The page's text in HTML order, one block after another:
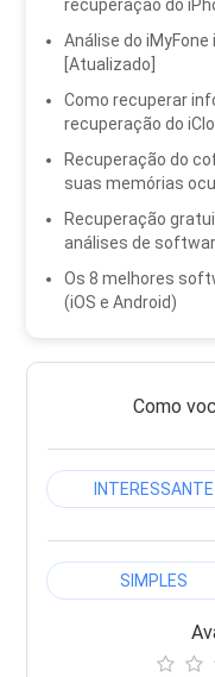
recuperação do
Análise do
[Atualizado]
Como recuperar
recuperação do
Recuperação do
suas memórias
Recuperação
análises de
Os 8 melhores
(iOS e Android)
Como
INTERESSANTE
SIMPLES